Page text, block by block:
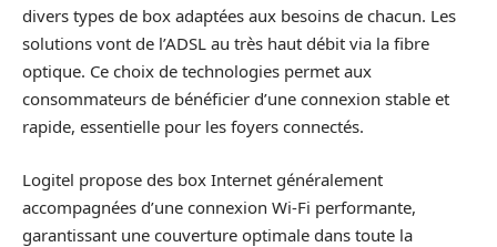
divers types de box adaptées aux besoins de chacun. Les
solutions vont de l’ADSL au très haut débit via la fibre
optique. Ce choix de technologies permet aux
consommateurs de bénéficier d’une connexion stable et
rapide, essentielle pour les foyers connectés.
Logitel propose des box Internet généralement
accompagnées d’une connexion Wi-Fi performante,
garantissant une couverture optimale dans toute la